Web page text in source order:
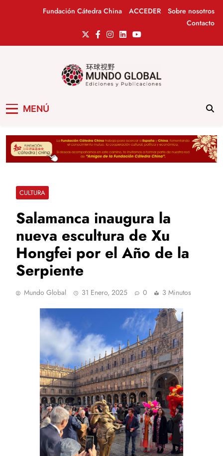
Fundación Cátedra China ACCEDER
Sobre nosotros
Contacto
MENÚ
CULTURA
Salamanca inaugura la
nueva escultura de Xu
Hongfei por el Año de la
Serpiente
Mundo Global 31 Enero, 2025 0 3 Minutos